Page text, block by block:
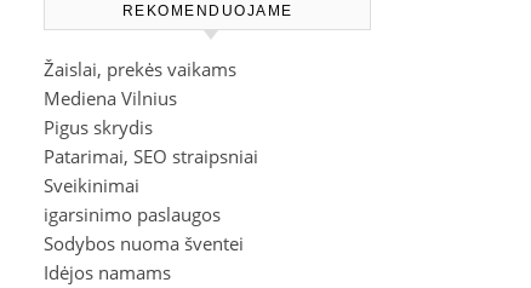
REKOMENDUOJAME
Žaislai, prekės vaikams
Mediena Vilnius
Pigus skrydis
Patarimai, SEO straipsniai
Sveikinimai
igarsinimo paslaugos
Sodybos nuoma šventei
Idėjos namams